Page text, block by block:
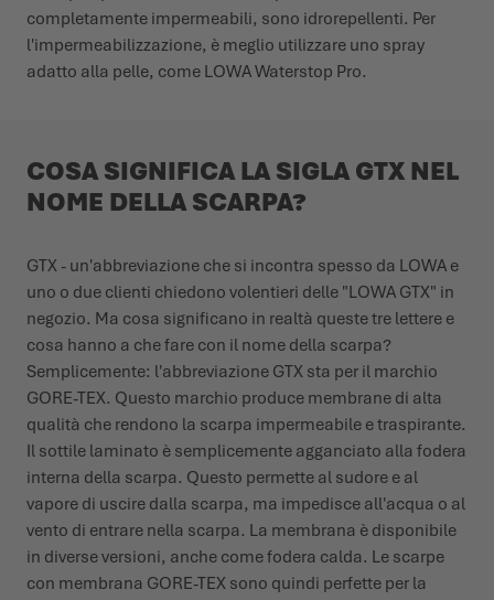
completamente impermeabili, sono idrorepellenti. Per
l'impermeabilizzazione, è meglio utilizzare uno spray
adatto alla pelle, come LOWA Waterstop Pro.
COSA SIGNIFICA LA SIGLA GTX NEL
NOME DELLA SCARPA?
GTX - un'abbreviazione che si incontra spesso da LOWA e
uno o due clienti chiedono volentieri delle "LOWA GTX" in
negozio. Ma cosa significano in realtà queste tre lettere e
cosa hanno a che fare con il nome della scarpa?
Semplicemente: l'abbreviazione GTX sta per il marchio
GORE-TEX. Questo marchio produce membrane di alta
qualità che rendono la scarpa impermeabile e traspirante.
Il sottile laminato è semplicemente agganciato alla fodera
interna della scarpa. Questo permette al sudore e al
vapore di uscire dalla scarpa, ma impedisce all'acqua o al
vento di entrare nella scarpa. La membrana è disponibile
in diverse versioni, anche come fodera calda. Le scarpe
con membrana GORE-TEX sono quindi perfette per la